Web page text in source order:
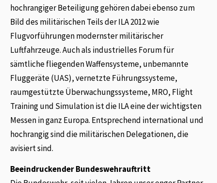
hochrangiger Beteiligung gehören dabei ebenso zum
Bild des militärischen Teils der ILA 2012 wie
Flugvorführungen modernster militärischer
Luftfahrzeuge. Auch als industrielles Forum für
sämtliche fliegenden Waffensysteme, unbemannte
Fluggeräte (UAS), vernetzte Führungssysteme,
raumgestützte Überwachungssysteme, MRO, Flight
Training und Simulation ist die ILA eine der wichtigsten
Messen in ganz Europa. Entsprechend international und
hochrangig sind die militärischen Delegationen, die
avisiert sind.
Beeindruckender Bundeswehrauftritt